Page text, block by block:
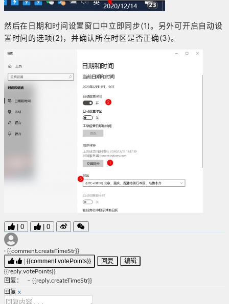
然后在日期和时间设置窗口中立即同步(1)。另外可开启自动设
置时间的选项(2)，并确认所在时区是否正确(3)。
0 0
· {{comment.createTimeStr}}
{{comment.votePoints}} 回复 编辑
{{reply.votePoints}}
回复 ： – {{reply.createTimeStr}}
回复 x